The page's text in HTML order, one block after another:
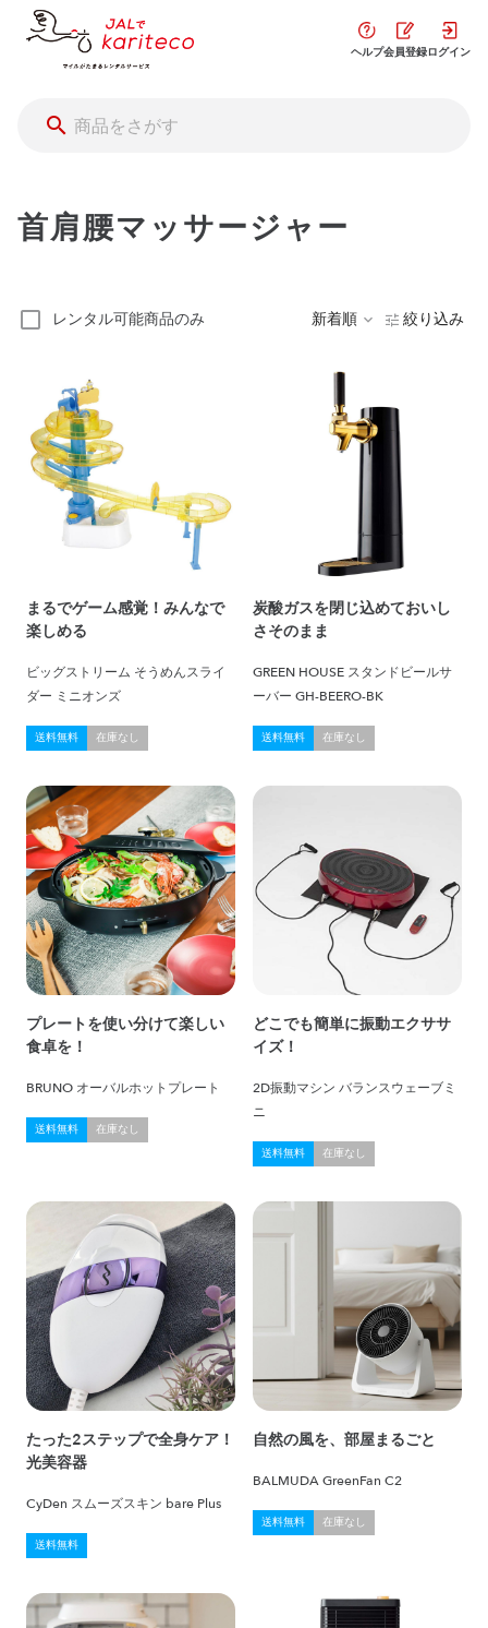
ヘルプ会員登録ログイン
首肩腰マッサージャー
レンタル可能商品のみ 新着順 絞り込み
まるでゲーム感覚！みんなで
楽しめる
ビッグストリーム そうめんスライ
ダー ミニオンズ
送料無料 在庫なし
炭酸ガスを閉じ込めておいし
さそのまま
GREEN HOUSE スタンドビールサ
ーバー GH-BEERO-BK
送料無料 在庫なし
プレートを使い分けて楽しい
食卓を！
BRUNO オーバルホットプレート
送料無料 在庫なし
どこでも簡単に振動エクササ
イズ！
2D振動マシン バランスウェーブミ
ニ
送料無料 在庫なし
たった2ステップで全身ケア！
光美容器
CyDen スムーズスキン bare Plus
送料無料
自然の風を、部屋まるごと
BALMUDA GreenFan C2
送料無料 在庫なし